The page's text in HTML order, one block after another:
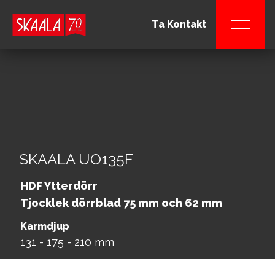
Ta Kontakt
SKAALA UO135F
HDF Ytterdörr
Tjocklek dörrblad 75 mm och 62 mm
Karmdjup
131 - 175 - 210 mm